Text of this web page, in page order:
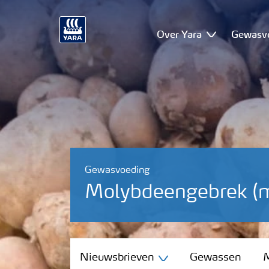
Over Yara
Gewasvoeding
Molybdeengebrek
Nieuwsbrieven
Nieuwsbrieven Gewassen